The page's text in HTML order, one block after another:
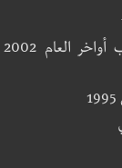
أول صحيفة اليكترونية صدرت في صيدا والجنوب أواخر العام 2002